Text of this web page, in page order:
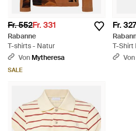
Fr. 552Fr. 331
Rabanne
T-shirts - Natur
Von Mytheresa
SALE
Fr. 327
T-Shirt
WeißVon